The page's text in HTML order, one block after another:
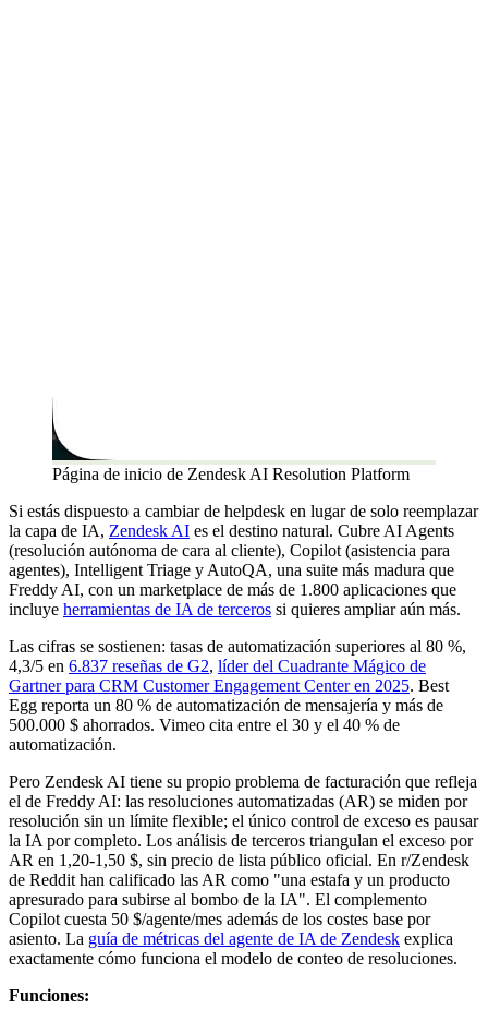
Página de inicio de Zendesk AI Resolution Platform
Si estás dispuesto a cambiar de helpdesk en lugar de solo reemplazar
la capa de IA, Zendesk AI es el destino natural. Cubre AI Agents
(resolución autónoma de cara al cliente), Copilot (asistencia para
agentes), Intelligent Triage y AutoQA, una suite más madura que
Freddy AI, con un marketplace de más de 1.800 aplicaciones que
incluye herramientas de IA de terceros si quieres ampliar aún más.
Las cifras se sostienen: tasas de automatización superiores al 80 %,
4,3/5 en 6.837 reseñas de G2, líder del Cuadrante Mágico de
Gartner para CRM Customer Engagement Center en 2025. Best
Egg reporta un 80 % de automatización de mensajería y más de
500.000 $ ahorrados. Vimeo cita entre el 30 y el 40 % de
automatización.
Pero Zendesk AI tiene su propio problema de facturación que refleja
el de Freddy AI: las resoluciones automatizadas (AR) se miden por
resolución sin un límite flexible; el único control de exceso es pausar
la IA por completo. Los análisis de terceros triangulan el exceso por
AR en 1,20-1,50 $, sin precio de lista público oficial. En r/Zendesk
de Reddit han calificado las AR como "una estafa y un producto
apresurado para subirse al bombo de la IA". El complemento
Copilot cuesta 50 $/agente/mes además de los costes base por
asiento. La guía de métricas del agente de IA de Zendesk explica
exactamente cómo funciona el modelo de conteo de resoluciones.
Funciones: